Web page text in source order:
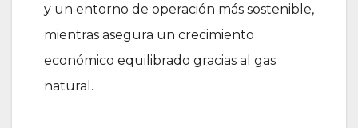
y un entorno de operación más sostenible,
mientras asegura un crecimiento
económico equilibrado gracias al gas
natural.